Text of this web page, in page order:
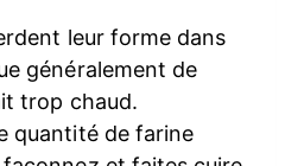
leur forme dans
généralement de
trop chaud.
quantité de farine